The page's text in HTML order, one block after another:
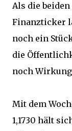
Als die beiden
Finanzticker
noch ein
die
noch
Mit dem
1,1730 hält